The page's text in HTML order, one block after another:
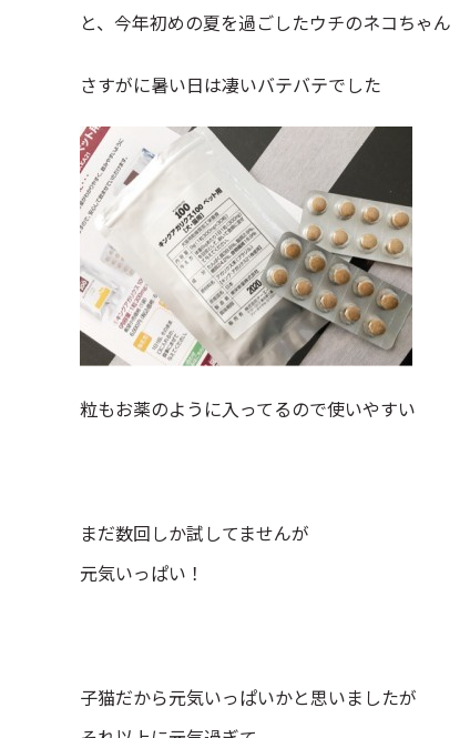
と、今年初めの夏を過ごしたウチのネコちゃん
さすがに暑い日は凄いバテバテでした
粒もお薬のように入ってるので使いやすい
まだ数回しか試してませんが
元気いっぱい！
子猫だから元気いっぱいかと思いましたが